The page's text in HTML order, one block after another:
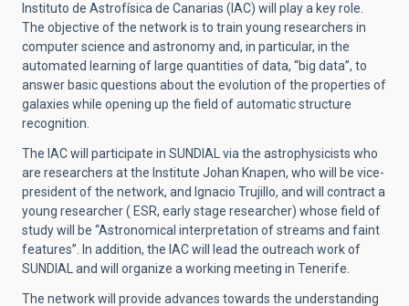
Instituto de Astrofísica de Canarias (IAC) will play a key role.
The objective of the network is to train young researchers in
computer science and astronomy and, in particular, in the
automated learning of large quantities of data, “big data”, to
answer basic questions about the evolution of the properties of
galaxies while opening up the field of automatic structure
recognition.
The IAC will participate in SUNDIAL via the astrophysicists who
are researchers at the Institute Johan Knapen, who will be vice-
president of the network, and Ignacio Trujillo, and will contract a
young researcher ( ESR, early stage researcher) whose field of
study will be “Astronomical interpretation of streams and faint
features”. In addition, the IAC will lead the outreach work of
SUNDIAL and will organize a working meeting in Tenerife.
The network will provide advances towards the understanding